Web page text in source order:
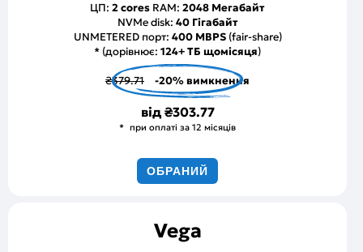
ЦП: 2 cores RAM: 2048 Мегабайт
NVMe disk: 40 Гігабайт
UNMETERED порт: 400 MBPS(fair-share)
* (дорівнює: 124+ ТБ щомісяця)
₴379.71 -20% вимкнення
від ₴303.77
при оплаті за 12 місяців
ОБРАНИЙ
Vega